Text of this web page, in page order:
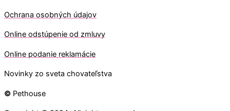
Ochrana osobných údajov
Online odstúpenie od zmluvy
Online podanie reklamácie
Novinky zo sveta chovateľstva
© Pethouse